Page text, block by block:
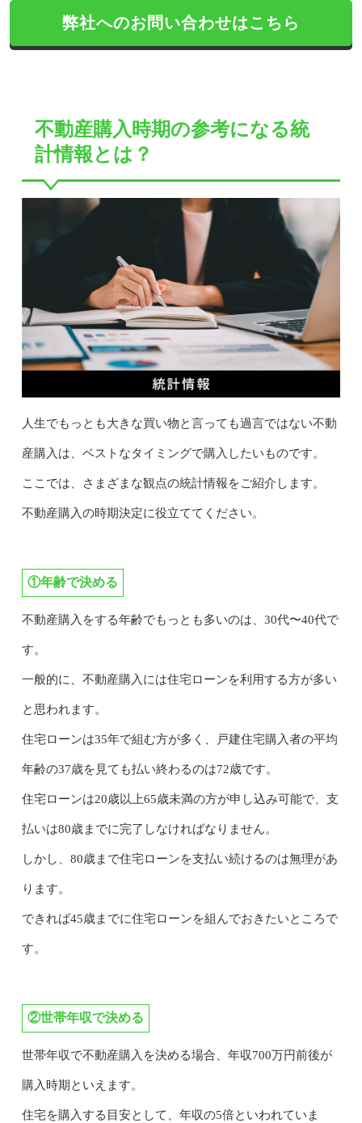
弊社へのお問い合わせはこちら
不動産購入時期の参考になる統
計情報とは？
人生でもっとも大きな買い物と言っても過言ではない不動
産購入は、ベストなタイミングで購入したいものです。
ここでは、さまざまな観点の統計情報をご紹介します。
不動産購入の時期決定に役立ててください。
①年齢で決める
不動産購入をする年齢でもっとも多いのは、30代〜40代で
す。
一般的に、不動産購入には住宅ローンを利用する方が多い
と思われます。
住宅ローンは35年で組む方が多く、戸建住宅購入者の平均
年齢の37歳を見ても払い終わるのは72歳です。
住宅ローンは20歳以上65歳未満の方が申し込み可能で、支
払いは80歳までに完了しなければなりません。
しかし、80歳まで住宅ローンを支払い続けるのは無理があ
ります。
できれば45歳までに住宅ローンを組んでおきたいところで
す。
②世帯年収で決める
世帯年収で不動産購入を決める場合、年収700万円前後が
購入時期といえます。
住宅を購入する目安として、年収の5倍といわれていま